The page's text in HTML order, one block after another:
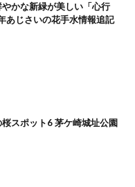
かな新緑が美しい「心行
じさいの花手水情報追記
スポット6 茅ケ崎城址公園